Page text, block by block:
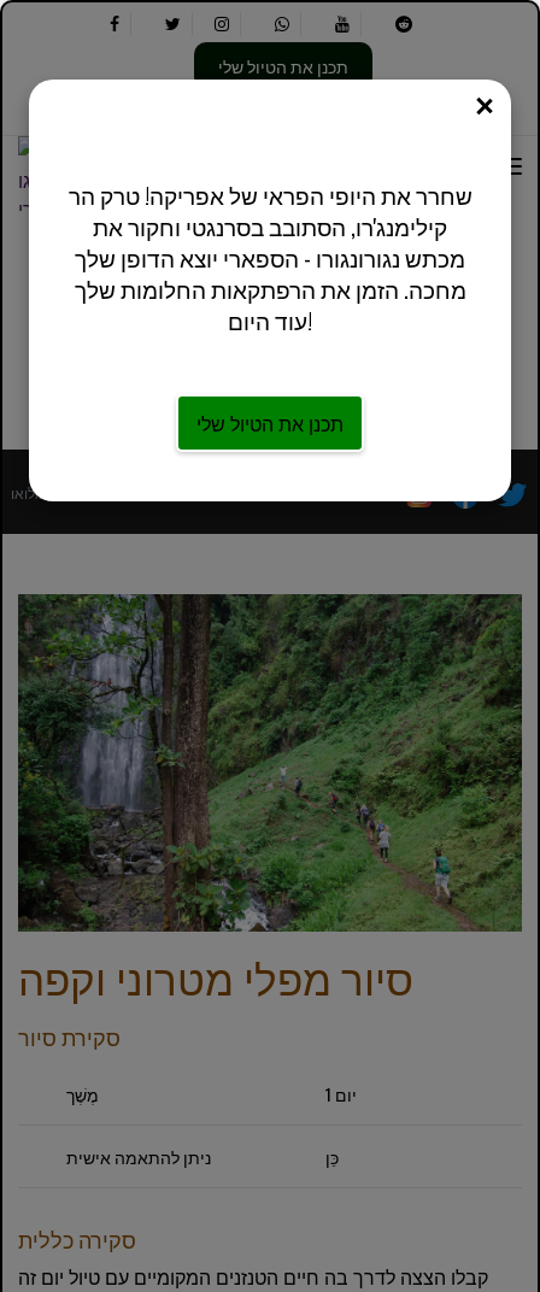
תכנן את הטיול שלי
סיור מפלי מטרוני וקפה
מפעיל סיורים מקומי אפריקאי רשום במלואו
סיור מפלי מטרוני וקפה
סקירת סיור
מֶשֶׁך 1 יום
ניתן להתאמה אישית כֵּן
סקירה כללית
קבלו הצצה לדרך בה חיים הטנזנים המקומיים עם טיול יום זה
שחרר את היופי הפראי של אפריקה! טרק הר
קילימנג'רו, הסתובב בסרנגטי וחקור את
מכתש נגורונגורו - הספארי יוצא הדופן שלך
מחכה. הזמן את הרפתקאות החלומות שלך
עוד היום!
תכנן את הטיול שלי